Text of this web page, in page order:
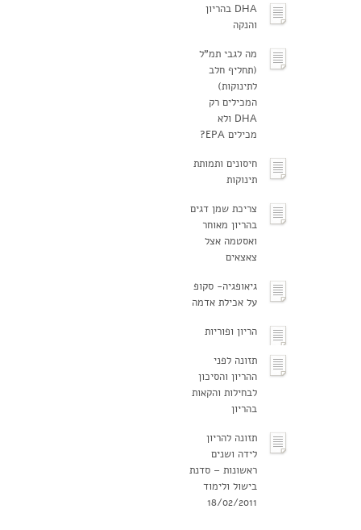
DHA בהריון
והנקה
מה לגבי תמ"ל
(תחליף חלב
לתינוקות)
המכילים רק
DHA ולא
מכילים EPA?
חיסונים ותמותת
תינוקות
צריכת שמן דגים
בהריון מאוחר
ואסטמה אצל
צאצאים
גיאופגיה- סקופ
על אכילת אדמה
הריון ופוריות
תזונה לפני
ההריון והסיכון
לבחילות והקאות
בהריון
תזונה להריון
לידה ושנים
ראשונות – סדנת
בישול ולימוד
18/02/2011